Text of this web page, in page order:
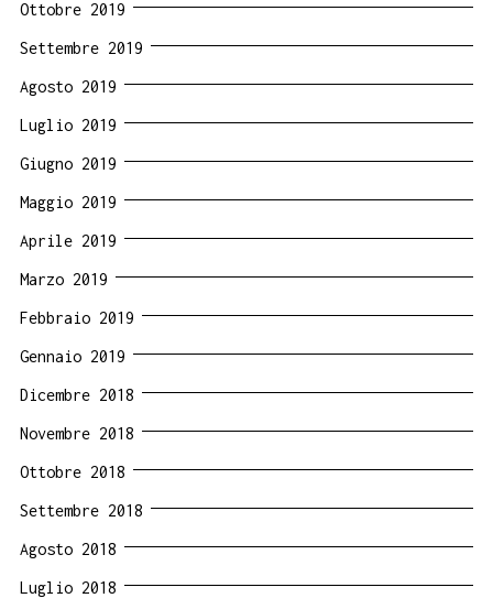
Ottobre 2019
Settembre 2019
Agosto 2019
Luglio 2019
Giugno 2019
Maggio 2019
Aprile 2019
Marzo 2019
Febbraio 2019
Gennaio 2019
Dicembre 2018
Novembre 2018
Ottobre 2018
Settembre 2018
Agosto 2018
Luglio 2018